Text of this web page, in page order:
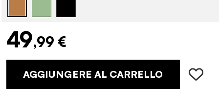
49,99 €
AGGIUNGERE AL CARRELLO